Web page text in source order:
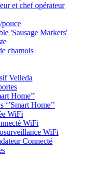
et chef opérateur
'Sausage Markers'
chamois
Velleda
Home’’
‘’Smart Home’’
WiFi
WiFi
WiFi
Connecté